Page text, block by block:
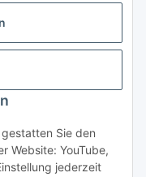
Sie den
Website: YouTube,
jederzeit